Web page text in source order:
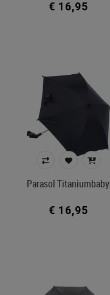
€ 16,95
Parasol Titaniumbaby
€ 16,95